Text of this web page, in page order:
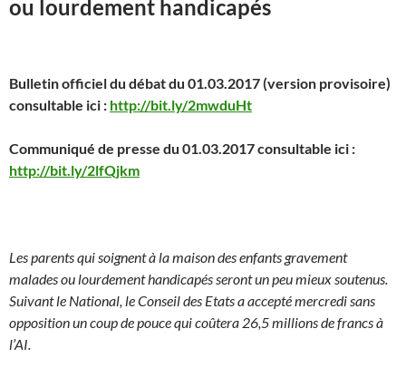
ou lourdement handicapés
Bulletin officiel du débat du 01.03.2017 (version provisoire)
consultable ici : http://bit.ly/2mwduHt
Communiqué de presse du 01.03.2017 consultable ici :
http://bit.ly/2lfQjkm
Les parents qui soignent à la maison des enfants gravement
malades ou lourdement handicapés seront un peu mieux soutenus.
Suivant le National, le Conseil des Etats a accepté mercredi sans
opposition un coup de pouce qui coûtera 26,5 millions de francs à
l’AI.